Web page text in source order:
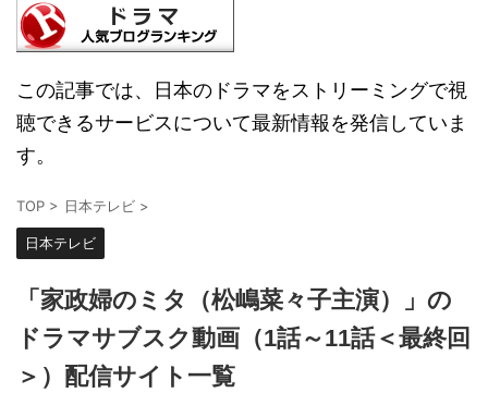
この記事では、日本のドラマをストリーミングで視
聴できるサービスについて最新情報を発信していま
す。
TOP > 日本テレビ >
日本テレビ
「家政婦のミタ（松嶋菜々子主演）」の
ドラマサブスク動画（1話～11話＜最終回
＞）配信サイト一覧